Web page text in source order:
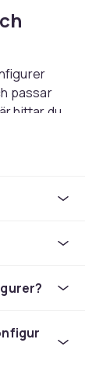
passar
hittar du
att
leder så
ut.